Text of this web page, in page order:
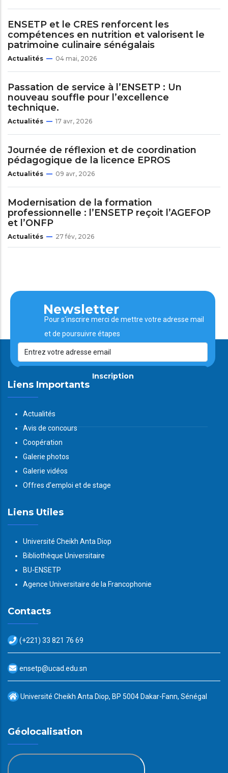
ENSETP et le CRES renforcent les
compétences en nutrition et valorisent le
patrimoine culinaire sénégalais
Actualités 04 mai, 2026
Passation de service à l’ENSETP : Un
nouveau souffle pour l’excellence
technique.
Actualités 17 avr, 2026
Journée de réflexion et de coordination
pédagogique de la licence EPROS
Actualités 09 avr, 2026
Modernisation de la formation
professionnelle : l’ENSETP reçoit l’AGEFOP
et l’ONFP
Actualités 27 fév, 2026
Newsletter
Pour s'inscrire merci de mettre votre adresse mail
et de poursuivre étapes
Inscription
Liens Importants
Actualités
Avis de concours
Coopération
Galerie photos
Galerie vidéos
Offres d'emploi et de stage
Liens Utiles
Université Cheikh Anta Diop
Bibliothèque Universitaire
BU-ENSETP
Agence Universitaire de la Francophonie
Contacts
(+221) 33 821 76 69
ensetp@ucad.edu.sn
Université Cheikh Anta Diop, BP 5004 Dakar-Fann, Sénégal
Géolocalisation